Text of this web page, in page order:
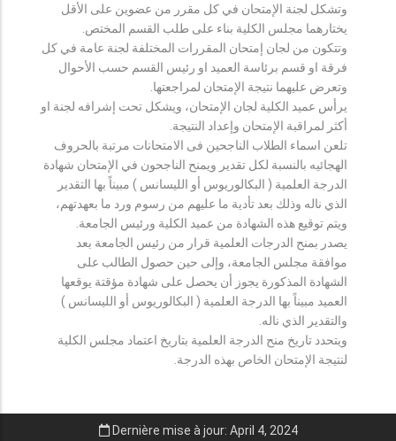
وتشكل لجنة الإمتحان في كل مقرر من عضوين على الأقل
يختارهما مجلس الكلية بناء على طلب القسم المختص.
وتتكون من لجان إمتحان المقررات المختلفة لجنة عامة في كل
فرقة او قسم برئاسة العميد او رئيس القسم حسب الأحوال
وتعرض عليهما نتيجة الإمتحان لمراجعتها.
يرأس عميد الكلية لجان الإمتحان، ويشكل تحت إشرافه لجنة او
أكثر لمراقبة الإمتحان وإعداد النتيجة.
تلعن اسماء الطلاب الناجحين فى الامتحانات مرتبة بالحروف
الهجائيه بالنسبة لكل تقدير ويمنح الناجحون في الإمتحان شهادة
الدرجة العلمية ( البكالوريوس أو الليسانس ) مبيناً بها التقدير
الذي ناله وذلك بعد تأدية ما عليهم من رسوم ورد ما بعهدتهم،
ويتم توقيع هذه الشهادة من عميد الكلية ورئيس الجامعة.
يصدر بمنح الدرجات العلمية قرار من رئيس الجامعة بعد
موافقة مجلس الجامعة، وإلى حين حصول الطالب على
الشهادة المذكورة يجوز أن يحصل على شهادة مؤقتة يوقعها
العميد مبيناً بها الدرجة العلمية ( البكالوريوس أو الليسانس )
والتقدير الذي ناله.
ويتحدد تاريخ منح الدرجة العلمية بتاريخ اعتماد مجلس الكلية
لنتيجة الإمتحان الخاص بهذه الدرجة.
Dernière mise à jour: April 4, 2024